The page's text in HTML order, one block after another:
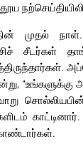
முதல்
சீடர்கள்
“உங்களுக்கு